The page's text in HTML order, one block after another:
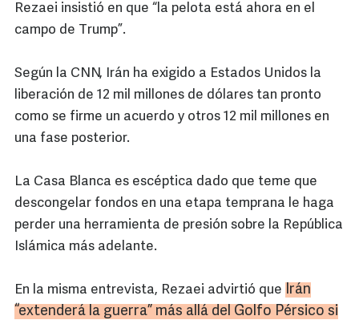
Rezaei insistió en que “la pelota está ahora en el
campo de Trump”.
Según la CNN, Irán ha exigido a Estados Unidos la
liberación de 12 mil millones de dólares tan pronto
como se firme un acuerdo y otros 12 mil millones en
una fase posterior.
La Casa Blanca es escéptica dado que teme que
descongelar fondos en una etapa temprana le haga
perder una herramienta de presión sobre la República
Islámica más adelante.
En la misma entrevista, Rezaei advirtió que
Irán
“extenderá la guerra” más allá del Golfo Pérsico si